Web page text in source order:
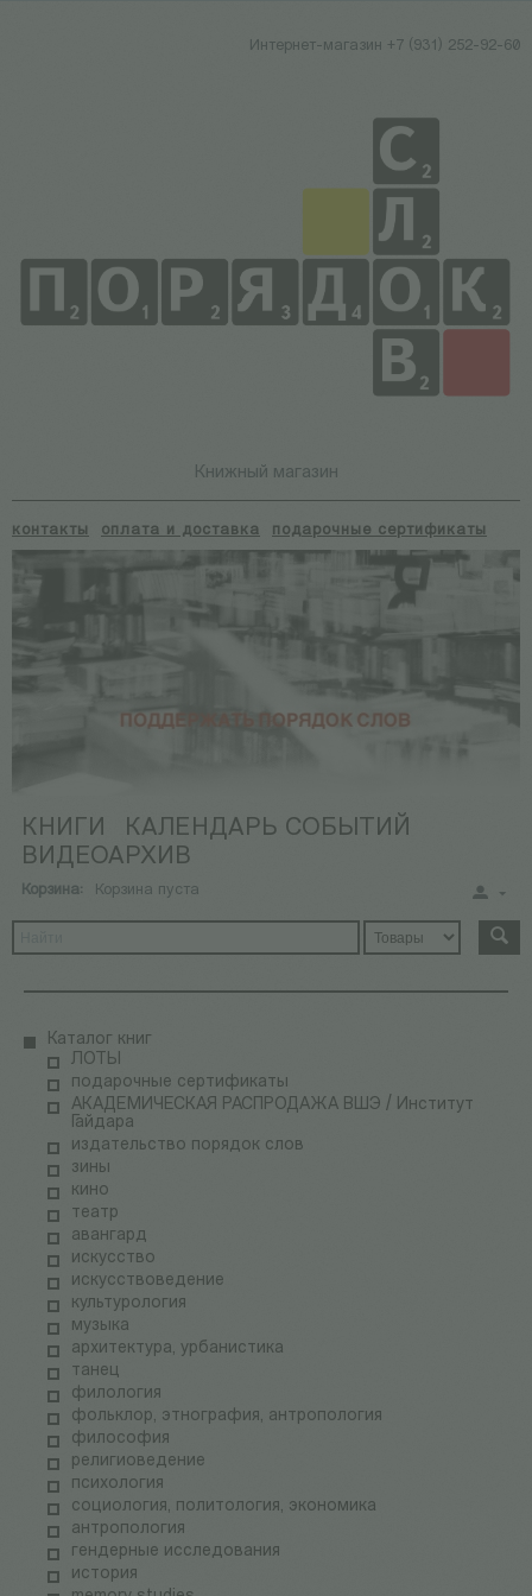
Интернет-магазин +7 (931) 252-92-60
Книжный магазин
контакты оплата и доставка подарочные сертификаты
КНИГИ
КАЛЕНДАРЬ СОБЫТИЙ
ВИДЕОАРХИВ
Корзина: Корзина пуста
Каталог книг
ЛОТЫ
подарочные сертификаты
АКАДЕМИЧЕСКАЯ РАСПРОДАЖА ВШЭ / Институт
Гайдара
издательство порядок слов
зины
кино
театр
авангард
искусство
искусствоведение
культурология
музыка
архитектура, урбанистика
танец
филология
фольклор, этнография, антропология
философия
религиоведение
психология
социология, политология, экономика
антропология
гендерные исследования
история